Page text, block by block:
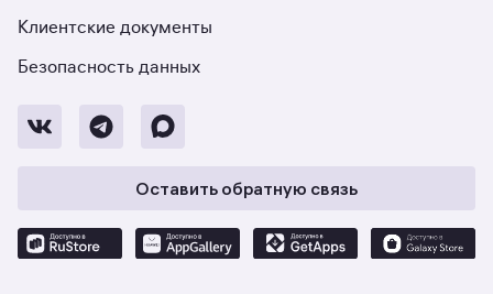
Клиентские документы
Безопасность данных
Оставить обратную связь